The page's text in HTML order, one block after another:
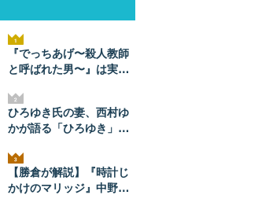
『でっちあげ〜殺人教師
と呼ばれた男〜』は実
タ事件の全貌とあらすじ
ひろゆき氏の妻、西村ゆ
かが語る「ひろゆき」と
まで。ひろゆきからは
「毎朝メッセージが来
た」。【結婚の哲学】
【勝倉が解説】『時計じ
かけのマリッジ』中野あ